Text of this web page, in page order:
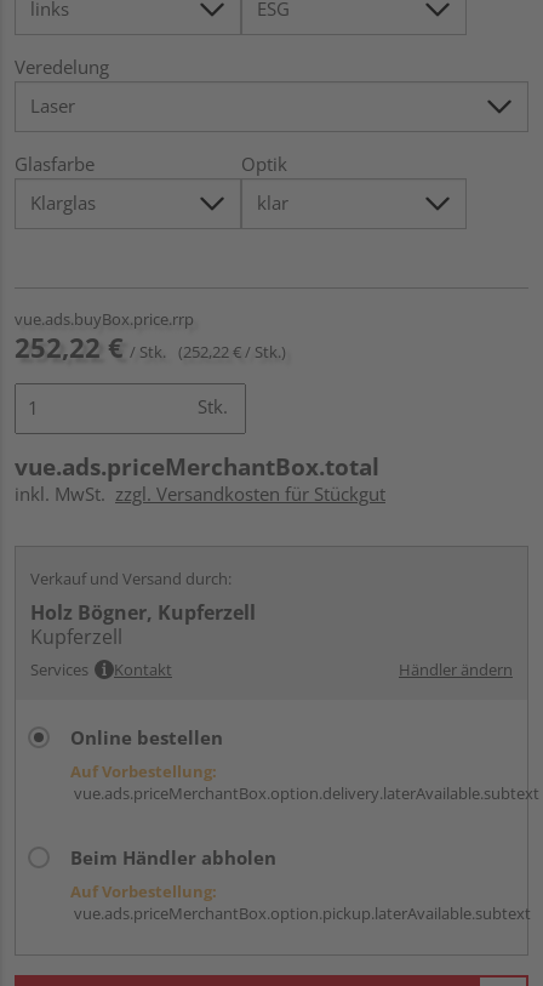
Veredelung
Glasfarbe Optik
vue.ads.buyBox.price.rrp
252,22 € / Stk. (252,22 € / Stk.)
Stk.
vue.ads.priceMerchantBox.total
inkl. MwSt. zzgl. Versandkosten für Stückgut
Verkauf und Versand durch:
Holz Bögner, Kupferzell
Kupferzell
Services Kontakt Händler ändern
Online bestellen
Auf Vorbestellung:
vue.ads.priceMerchantBox.option.delivery.laterAvailable.subtext
Beim Händler abholen
Auf Vorbestellung:
vue.ads.priceMerchantBox.option.pickup.laterAvailable.subtext